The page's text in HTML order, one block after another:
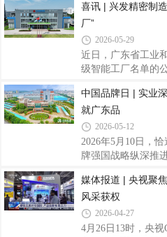
发铝业有限公司（
心成功通过本次运
台建设、科技创新
铝型材制造领域四
动发展，以国家企
型材新材料、新工
关。依托平台研发
喜讯 | 兴发精密制
厂”
2026-05-29
近日，广东省工业
级智能工厂名单的
凭借在智能制造领
评广东省先进级智
化智能化示范工厂”
又一重要荣誉。据
联合印发的《智能
级四个层级。“先
转型与网络化协同
中国品牌日 | 实业
就广东品
2026-05-12
2026年5月10日，
牌强国战略纵深推
与创新中，不断夯
南粤沃土，躬耕铝
精益求精的产品品
界的全球化布局，
媒体报道 | 央视聚
风采获权
2026-04-27
4月26日13时，央